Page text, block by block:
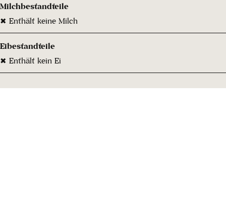
Milchbestandteile
✖ Enthält keine Milch
Eibestandteile
✖ Enthält kein Ei